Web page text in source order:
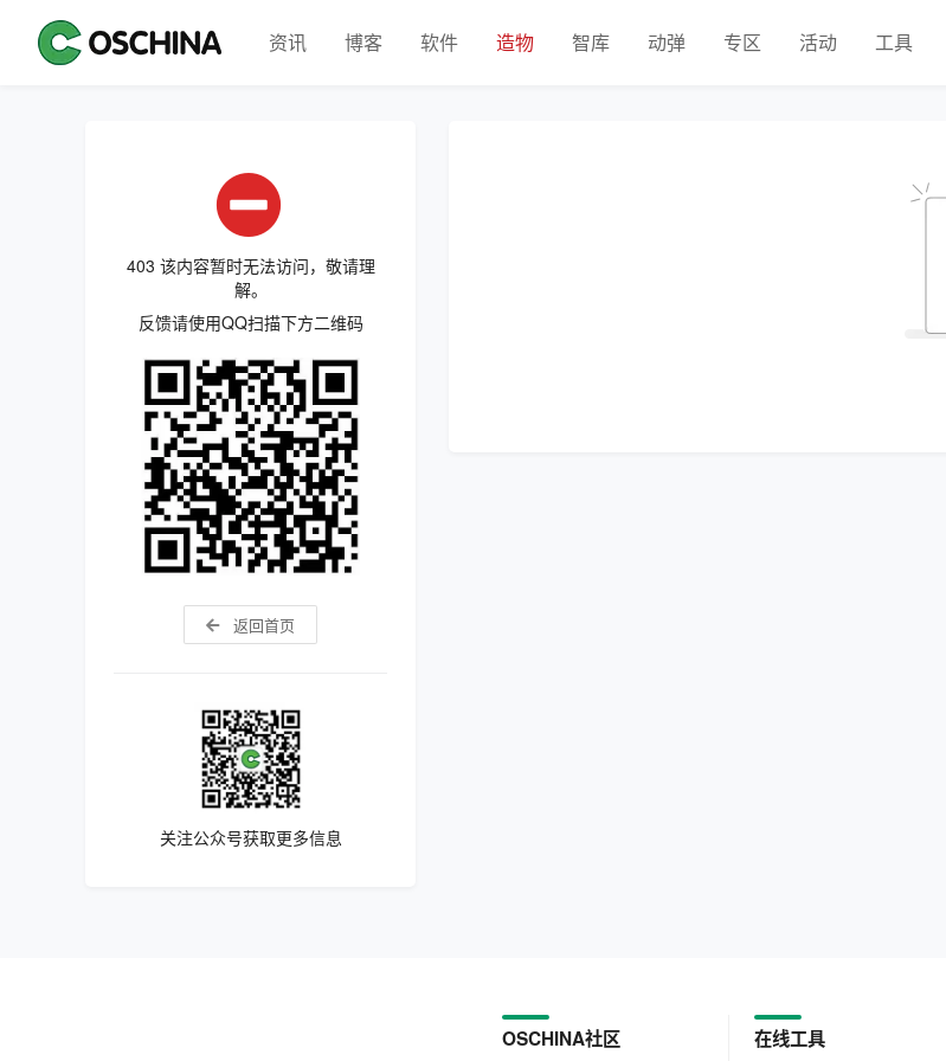
资讯 博客 软件 造物 智库 动弹 专区 活动 工具
403 该内容暂时无法访问，敬请理
解。
反馈请使用QQ扫描下方二维码
返回首页
关注公众号获取更多信息
OSCHINA社区 在线工具